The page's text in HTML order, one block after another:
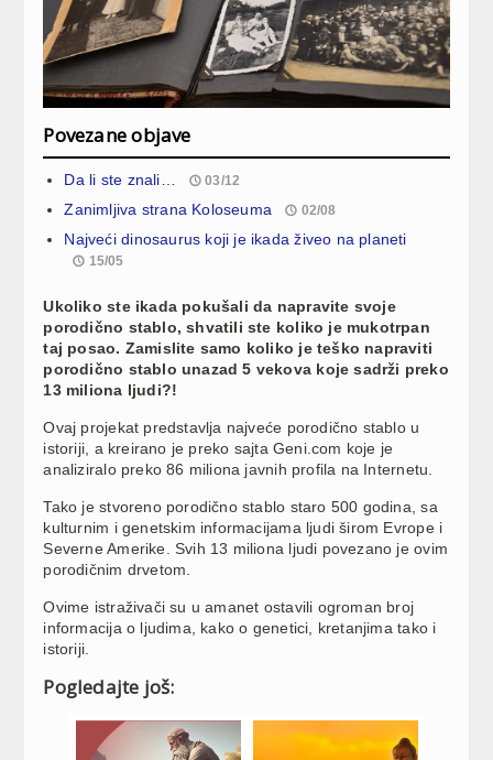
Povezane objave
Da li ste znali… 03/12
Zanimljiva strana Koloseuma 02/08
Najveći dinosaurus koji je ikada živeo na planeti
15/05
Ukoliko ste ikada pokušali da napravite svoje
porodično stablo, shvatili ste koliko je mukotrpan
taj posao. Zamislite samo koliko je teško napraviti
porodično stablo unazad 5 vekova koje sadrži preko
13 miliona ljudi?!
Ovaj projekat predstavlja najveće porodično stablo u
istoriji, a kreirano je preko sajta Geni.com koje je
analiziralo preko 86 miliona javnih profila na Internetu.
Tako je stvoreno porodično stablo staro 500 godina, sa
kulturnim i genetskim informacijama ljudi širom Evrope i
Severne Amerike. Svih 13 miliona ljudi povezano je ovim
porodičnim drvetom.
Ovime istraživači su u amanet ostavili ogroman broj
informacija o ljudima, kako o genetici, kretanjima tako i
istoriji.
Pogledajte još: